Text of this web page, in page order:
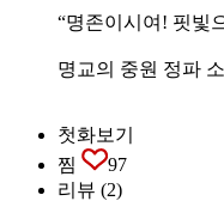
“명존이시여! 핏빛
명교의 중원 정파
첫화보기
찜
97
리뷰 (2)